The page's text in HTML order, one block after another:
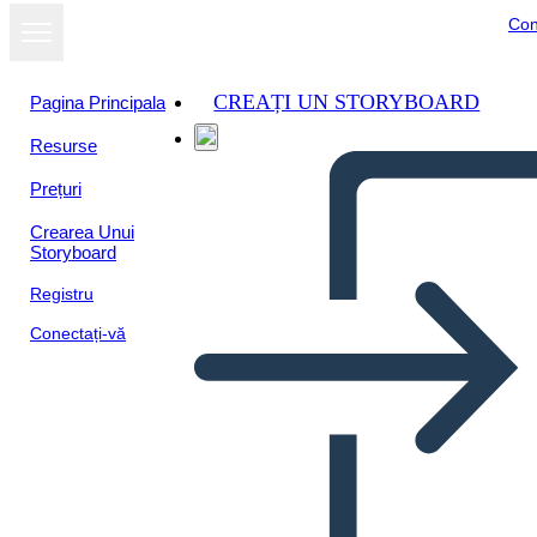
Pagina Principala
Resurse
Prețuri
Crearea Unui
Storyboard
Registru
Conectați-vă
CREAȚI UN STORYBOARD